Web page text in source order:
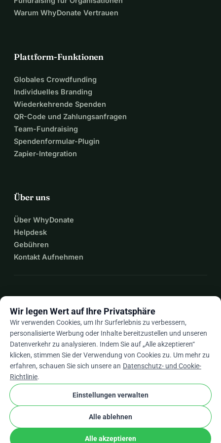
(oder klicke auf das Facebook-Symbol oben auf dieser
: https://mimilyda.wordpress.com
(oder klicke auf das Website-Symbol oben auf dieser Seite)
Wilma, Yunita & Asmara
Weitere Informationen zu POEMS:
Warum WhyDonate Vertrauen
Plattform-Funktionen
Globales Crowdfunding
Individuelles Branding
Wiederkehrende Spenden
QR-Code und Zahlungsanfragen
Team-Fundraising
Spendenformular-Plugin
Zapier-Integration
Über uns
Über WhyDonate
Helpdesk
Gebühren
Kontakt Aufnehmen
Dearrow_drop_down
★★★★★4,9 / 5 basierend auf 500+ Bewertungen
WhyDonateDatenschutz und Cookies
Allgemeine Geschäftsbedingungen
In Europa entwickelt stripe checkVerifizierter Partner
Wir legen Wert auf Ihre Privatsphäre
Wir verwenden Cookies, um Ihr Surferlebnis zu verbessern,
personalisierte Werbung oder Inhalte bereitzustellen und unseren
Datenverkehr zu analysieren. Indem Sie auf „Alle akzeptieren“
klicken, stimmen Sie der Verwendung von Cookies zu. Um mehr zu
erfahren, schauen Sie sich unsere an Datenschutz- und Cookie-
Richtlinie.
Einstellungen verwalten
Alle ablehnen
Alle akzeptieren